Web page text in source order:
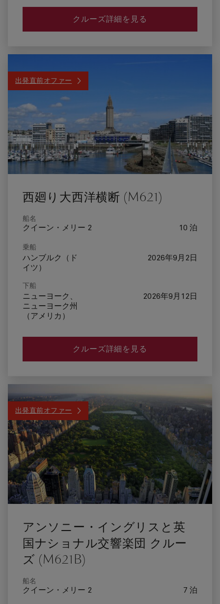
クルーズ詳細を見る
出発直前オファー
西廻り大西洋横断 (M621)
船名
クイーン・メリー 2 10 泊
乗船
ハンブルク（ド
イツ）
2026年9月2日
下船
ニューヨーク、
ニューヨーク州
（アメリカ）
2026年9月12日
クルーズ詳細を見る
出発直前オファー
アンソニー・イングリスと英
国ナショナル交響楽団 クルー
ズ (M621B)
船名
クイーン・メリー 2 7 泊